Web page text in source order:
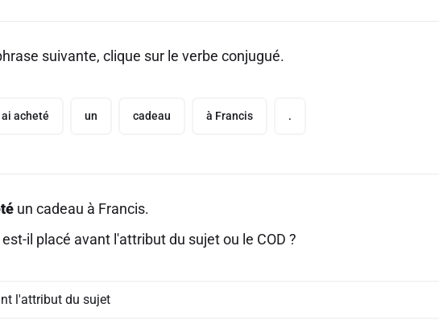
suivante, clique sur le verbe conjugué.
ai acheté un cadeau à Francis .
un cadeau à Francis.
il placé avant l'attribut du sujet ou le COD ?
l'attribut du sujet